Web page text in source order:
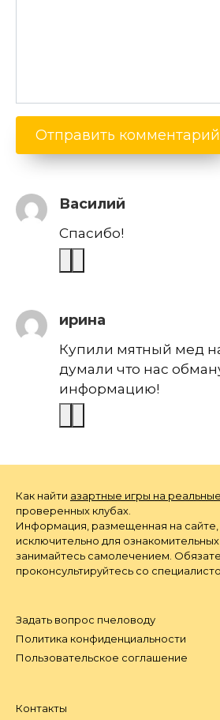
Василий
Спасибо!
ирина
Купили мятный мед
думали что нас
информацию!
Как найти азартные игры на
проверенных клубах.
Информация, размещенная на сайте,
исключительно для
занимайтесь самолечением.
проконсультируйтесь со
Задать вопрос пчеловоду
Политика конфиденциальности
Пользовательское соглашение
Контакты